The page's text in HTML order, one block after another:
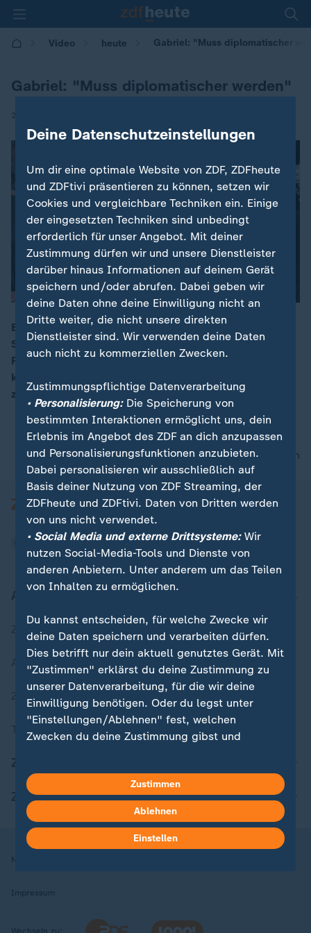
Video heute Gabriel: "Muss diplomatischer
Gabriel: "Muss diplomatischer werden"
26.01.2017 | 11:40
00:05
Bundestagspräsident Norbert Lammert (CDU) lobte
SPD-Chef Sigmar Gabriel im Bundestag für dessen
Rochade-Entschluss. Der zeigte sich gerührt und
kündigte an, als Außenminister diplomatischer werden
zu müssen - das habe Steinmeier ihm geraten.
nach oben
Zuletzt veröffentlicht
Aktuelle Sendungs-Videos
ZDFheute Stories
Themen im Überblick
ZDFheute Apps
Nutzungsbedingungen
Impressum
Wechseln zu:
Deine Datenschutzeinstellungen
Um dir eine optimale Website von ZDF, ZDFheute
und ZDFtivi präsentieren zu können, setzen wir
Cookies und vergleichbare Techniken ein. Einige
der eingesetzten Techniken sind unbedingt
erforderlich für unser Angebot. Mit deiner
Zustimmung dürfen wir und unsere Dienstleister
darüber hinaus Informationen auf deinem Gerät
speichern und/oder abrufen. Dabei geben wir
deine Daten ohne deine Einwilligung nicht an
Dritte weiter, die nicht unsere direkten
Dienstleister sind. Wir verwenden deine Daten
auch nicht zu kommerziellen Zwecken.
Zustimmungspflichtige Datenverarbeitung
• Personalisierung:Die Speicherung von
bestimmten Interaktionen ermöglicht uns, dein
Erlebnis im Angebot des ZDF an dich anzupassen
und Personalisierungsfunktionen anzubieten.
Dabei personalisieren wir ausschließlich auf
Basis deiner Nutzung von ZDF Streaming, der
ZDFheute und ZDFtivi. Daten von Dritten werden
von uns nicht verwendet.
• Social Media und externe Drittsysteme:Wir
nutzen Social-Media-Tools und Dienste von
anderen Anbietern. Unter anderem um das Teilen
von Inhalten zu ermöglichen.
Du kannst entscheiden, für welche Zwecke wir
deine Daten speichern und verarbeiten dürfen.
Dies betrifft nur dein aktuell genutztes Gerät. Mit
"Zustimmen" erklärst du deine Zustimmung zu
unserer Datenverarbeitung, für die wir deine
Einwilligung benötigen. Oder du legst unter
"Einstellungen/Ablehnen" fest, welchen
Zwecken du deine Zustimmung gibst und
in deinen Einstellungen widerrufen oder ändern.
Hier findest du das Impressum.
Weitere Informationen findest du in unserer
Datenschutzerklärung.
Zustimmen
Ablehnen
Einstellen